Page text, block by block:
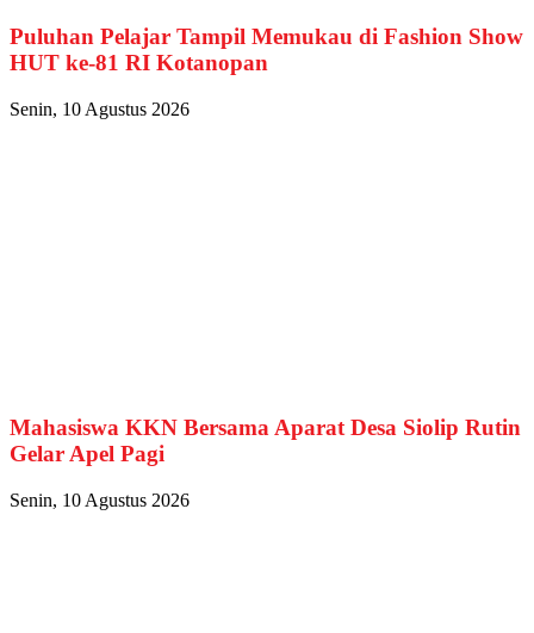
Puluhan Pelajar Tampil Memukau di Fashion Show
HUT ke-81 RI Kotanopan
Senin, 10 Agustus 2026
Mahasiswa KKN Bersama Aparat Desa Siolip Rutin
Gelar Apel Pagi
Senin, 10 Agustus 2026